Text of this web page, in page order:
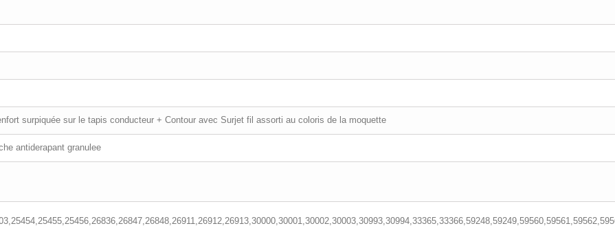
surpiquée sur le tapis conducteur + Contour avec Surjet fil assorti au coloris de la moquette
antiderapant granulee